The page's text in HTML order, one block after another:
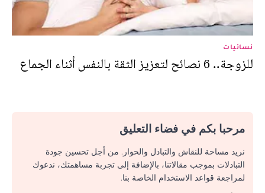
نسائيات
للزوجة.. 6 نصائح لتعزيز الثقة بالنفس أثناء الجماع
مرحبا بكم في فضاء التعليق
نريد مساحة للنقاش والتبادل والحوار. من أجل تحسين جودة
التبادلات بموجب مقالاتنا، بالإضافة إلى تجربة مساهمتك، ندعوك
لمراجعة قواعد الاستخدام الخاصة بنا.